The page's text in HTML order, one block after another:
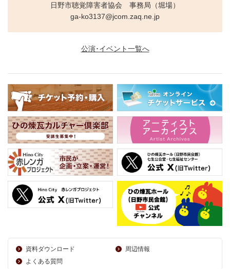
日野市聴覚障害者協会 事務局（堀場）
ga-ko3137@jcom.zaq.ne.jp
公演･イベント一覧へ
資料ダウンロード
周辺情報
よくある質問